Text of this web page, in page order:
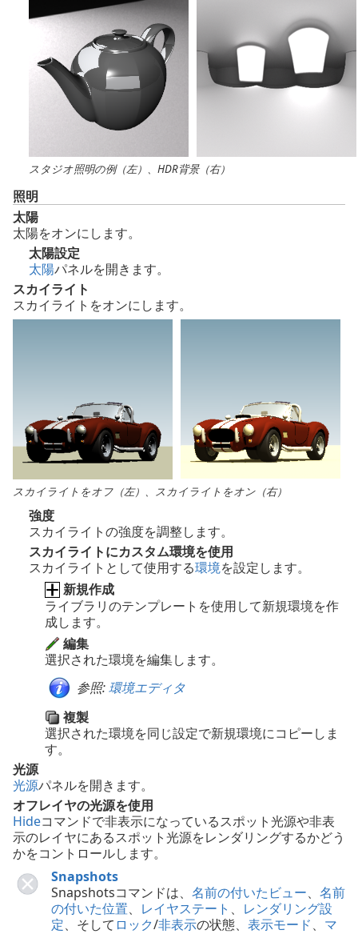
スタジオ照明の例（左）、HDR背景（右）
照明
太陽
太陽をオンにします。
太陽設定
太陽パネルを開きます。
スカイライト
スカイライトをオンにします。
スカイライトをオフ（左）、スカイライトをオン（右）
強度
スカイライトの強度を調整します。
スカイライトにカスタム環境を使用
スカイライトとして使用する環境を設定します。
新規作成
ライブラリのテンプレートを使用して新規環境を作
成します。
編集
選択された環境を編集します。
参照:環境エディタ
複製
選択された環境を同じ設定で新規環境にコピーしま
す。
光源
光源パネルを開きます。
オフレイヤの光源を使用
Hideコマンドで非表示になっているスポット光源や非表
示のレイヤにあるスポット光源をレンダリングするかどう
かをコントロールします。
Snapshots
Snapshotsコマンドは、 名前の付いたビュー、 名前
の付いた位置、 レイヤステート 、 レンダリング設
定、そして ロック/非表示の状態、 表示モード、 マ